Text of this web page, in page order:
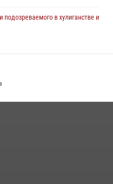
в хулиганстве и
в ведомственные вузы